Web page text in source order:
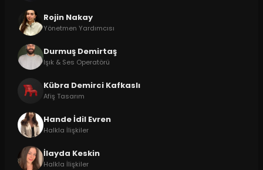
Rojin Nakay
Yönetmen Yardımcısı
Durmuş Demirtaş
Işık & Ses Operatörü
Kübra Demirci Kafkaslı
Afiş Tasarım
Hande İdil Evren
Halkla İlişkiler
İlayda Keskin
Halkla İlişkiler